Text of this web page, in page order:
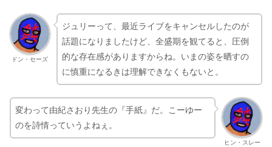
ドン・セーズ
ジュリーって、最近ライブをキャンセルしたのが
話題になりましたけど、全盛期を観てると、圧倒
的な存在感がありますからね。いまの姿を晒すの
に慎重になるきは理解できなくもないと。
ヒン・スレー
変わって由紀さおり先生の『手紙』だ。こーゆー
のを詩情っていうよねぇ。